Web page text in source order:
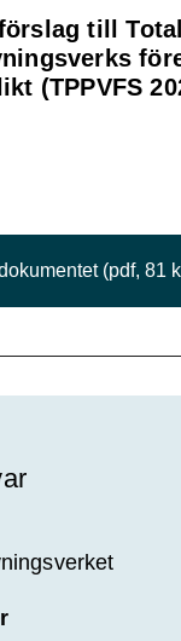
till
(TPPVFS
(pdf, 81